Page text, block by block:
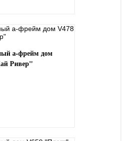
а-фрейм дом
Ривер"